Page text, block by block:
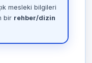
mesleki bilgileri
bir rehber/dizin